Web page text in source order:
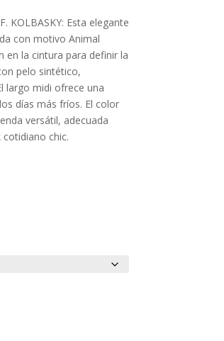
KOLBASKY: Esta elegante
con motivo Animal
en la cintura para definir la
pelo sintético,
largo midi ofrece una
días más fríos. El color
versátil, adecuada
chic.